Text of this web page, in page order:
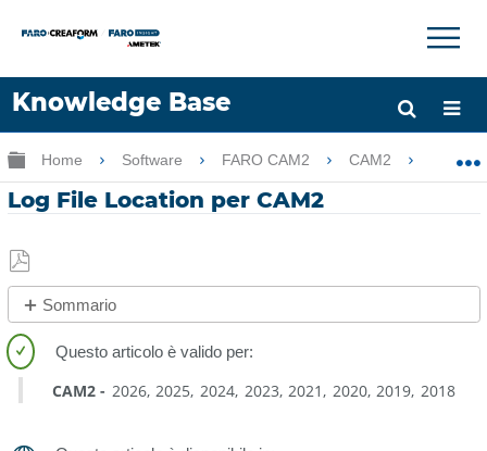
Knowledge Base
Lingua
Chiedere aiuto Accesso
×
Ingrandisci/riduci gerarchia globale
Home Software FARO CAM2 CAM2 Log
Log File Location per CAM2
Salva
come
PDF
Sommario
No
intestazioni
CAM2 2026 2025 2024 2023 2021 2020 2019 2018